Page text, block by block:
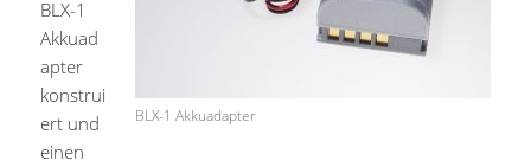
BLX-1 Akkuadapter
BLX-1
Akkuad
apter
konstrui
ert und
einen